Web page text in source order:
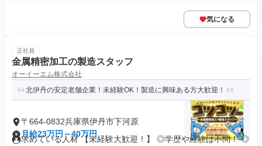
気になる
正社員
金属精密加工の製造スタッフ
オーイーエム株式会社
北伊丹の安定老舗企業！未経験OK！製造に興味ある方大歓迎！
〒664-0832兵庫県伊丹市下河原
月給23万円～40万円
求めている人材 【未経験大歓迎！】 ◎学歴や経験は不問！ ◎